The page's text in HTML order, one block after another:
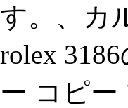
す。、カ
rolex
ー コピ